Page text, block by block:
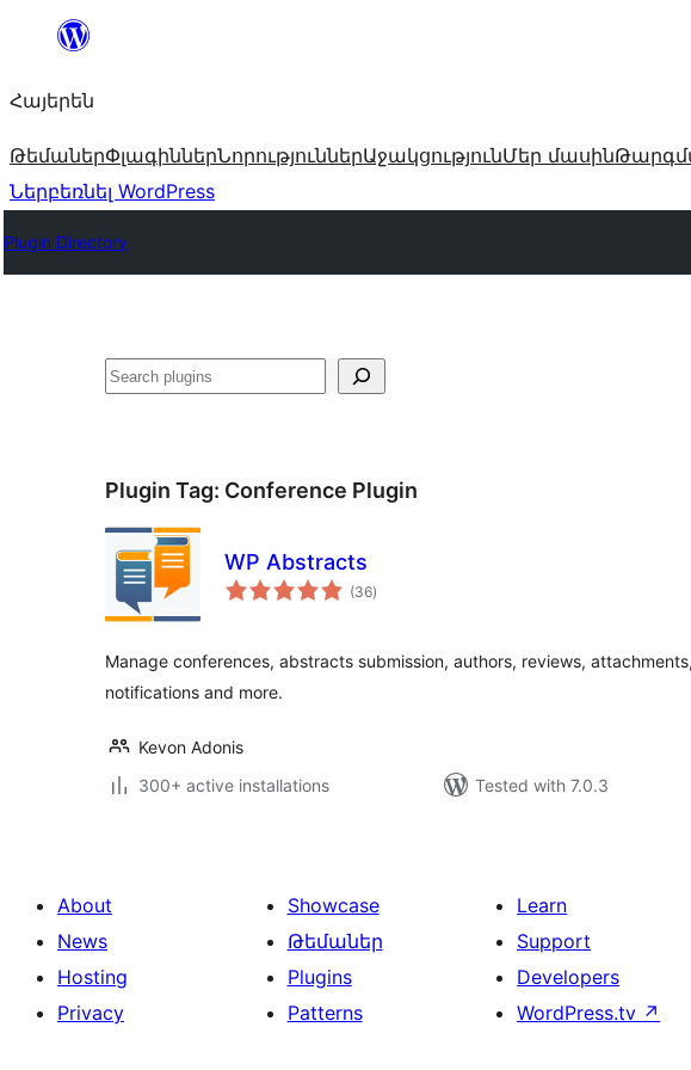
Անցնել
Հայերեն
ԹեմաներՓլագիններՆորություններԱջակցությունՄեր մասին
Ներբեռնել WordPress
Plugin Directory
Որոնել
Plugin Tag: Conference Plugin
WP Abstracts
(36total
ratings
)
Manage conferences, abstracts submission, authors, reviews,
notifications and more.
Kevon Adonis
300+ active installations
Tested with 7.0.3
About
News
Hosting
Privacy
Showcase
Թեմաներ
Plugins
Patterns
Learn
Support
Developers
WordPress.tv ↗